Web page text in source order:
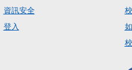
資訊安全
登入